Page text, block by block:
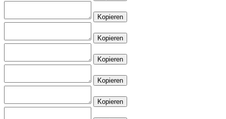
Kopieren
Kopieren
Kopieren
Kopieren
Kopieren